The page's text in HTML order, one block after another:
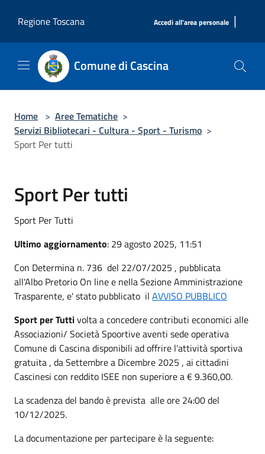
Regione Toscana
Accedi all'area personale |
Comune di Cascina
Home > Aree Tematiche >
Servizi Bibliotecari - Cultura - Sport - Turismo >
Sport Per tutti
Sport Per tutti
Sport Per Tutti
Ultimo aggiornamento: 29 agosto 2025, 11:51
Con Determina n. 736 del 22/07/2025 , pubblicata
all'Albo Pretorio On line e nella Sezione Amministrazione
Trasparente, e' stato pubblicato il AVVISO PUBBLICO
Sport per Tuttivolta a concedere contributi economici alle
Associazioni/ Società Spoortive aventi sede operativa
Comune di Cascina disponibili ad offrire l'attività sportiva
gratuita , da Settembre a Dicembre 2025 , ai cittadini
Cascinesi con reddito ISEE non superiore a € 9.360,00.
La scadenza del bando è prevista alle ore 24:00 del
10/12/2025.
La documentazione per partecipare è la seguente: